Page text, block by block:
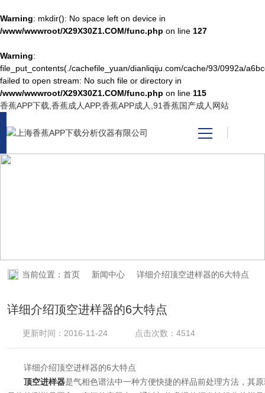
Warning: mkdir(): No space left on device in
/www/wwwroot/X29X30Z1.COM/func.php on line 127
Warning:
file_put_contents(./cachefile_yuan/dianliqiju.com/cache/93/0992a/
failed to open stream: No such file or directory in
/www/wwwroot/X29X30Z1.COM/func.php on line 115
香蕉APP下载,香蕉成人APP,香蕉APP成人,91香蕉国产成人网站
产品中心
关于香蕉APP下载
资料下载
在线留言
联系香蕉APP下载
当前位置：首页 新闻中心 详细介绍顶空进样器的6大特点
详细介绍顶空进样器的6大特点
更新时间：2016-11-24 点击次数：4514
详细介绍顶空进样器的6大特点
顶空进样器是气相色谱法中一种方便快捷的样品前处理方法，其